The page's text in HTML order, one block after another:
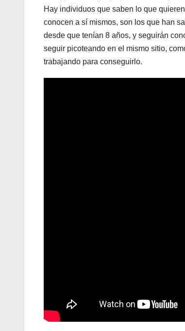
Hay individuos que saben lo que
conocen a sí mismos, son los que han
desde que tenían 8 años, y seguirán
seguir picoteando en el mismo sitio,
trabajando para conseguirlo.